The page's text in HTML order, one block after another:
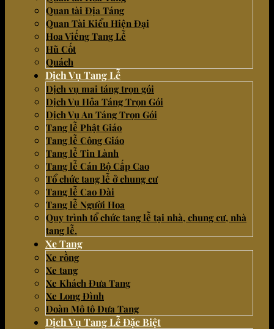
Quan tài Địa Táng
Quan Tài Kiểu Hiện Đại
Hoa Viếng Tang Lễ
Hũ Cốt
Quách
Dịch Vụ Tang Lễ
Dịch vụ mai táng trọn gói
Dịch Vụ Hỏa Táng Trọn Gói
Dịch Vụ An Táng Trọn Gói
Tang lễ Phật Giáo
Tang lễ Công Giáo
Tang lễ Tin Lành
Tang lễ Cán Bộ Cấp Cao
Tổ chức tang lễ ở chung cư
Tang lễ Cao Đài
Tang lễ Người Hoa
Quy trình tổ chức tang lễ tại nhà, chung cư, nhà
tang lễ.
Xe Tang
Xe rồng
Xe tang
Xe Khách Đưa Tang
Xe Long Đình
Đoàn Mô tô Đưa Tang
Dịch Vụ Tang Lễ Đặc Biệt